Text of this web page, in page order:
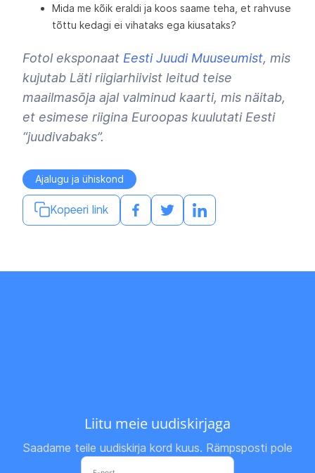
Mida me kõik eraldi ja koos saame teha, et rahvuse
tõttu kedagi ei vihataks ega kiusataks?
Fotol eksponaat Eesti Juudi Muuseumist, mis
kujutab Läti riigiarhiivist leitud teise
maailmasõja ajal valminud kaarti, mis näitab,
et esimese riigina Euroopas kuulutati Eesti
“juudivabaks”.
Ajalugu ja ühiskond
Kopeeri link
Liitu meie uudiskirjaga
Saadame teile uudiskirja kord kuus. Rämpsposti pole